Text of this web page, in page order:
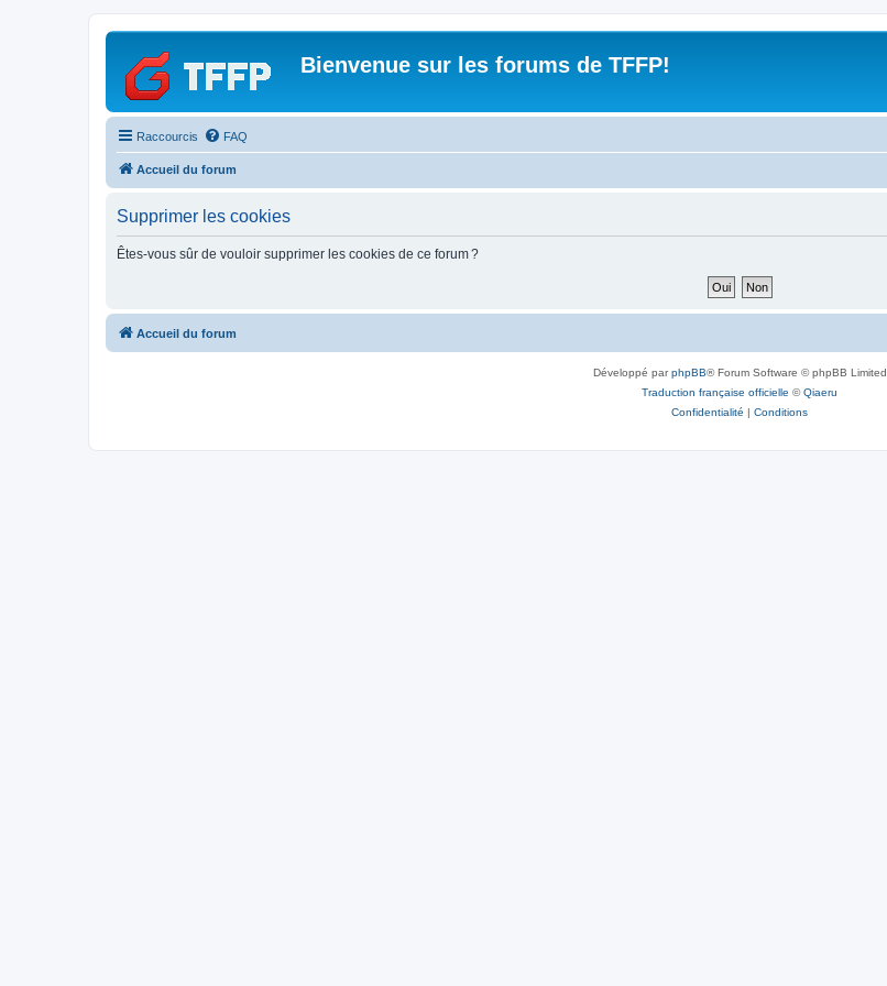
Bienvenue sur les forums de TFFP!
Raccourcis FAQ
Accueil du forum
Supprimer les cookies
Êtes-vous sûr de vouloir supprimer les cookies de ce forum ?
Accueil du forum
Développé parphpBB® Forum Software © phpBB Limited
Traduction française officielle ©Qiaeru
Confidentialité | Conditions